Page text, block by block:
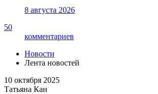
8 августа 2026
50
комментариев
Новости
Лента новостей
10 октября 2025
Татьяна Кан